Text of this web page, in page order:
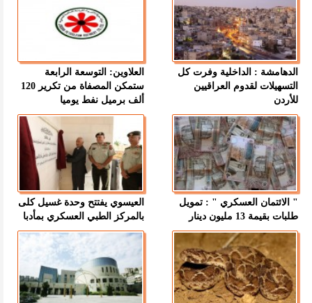
الدهامشة : الداخلية وفرت كل
التسهيلات لقدوم العراقيين
للأردن
العلاوين: التوسعة الرابعة
ستمكن المصفاة من تكرير 120
ألف برميل نفط يوميا
" الائتمان العسكري " : تمويل
طلبات بقيمة 13 مليون دينار
العيسوي يفتتح وحدة غسيل كلى
بالمركز الطبي العسكري بمأدبا